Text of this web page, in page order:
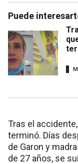
Puede
Tras el
terminó. Días
de Garon y
de 27 años, se